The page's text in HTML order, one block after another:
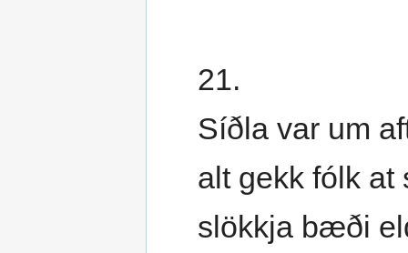
21.
Síðla var um
alt gekk fólk at
slökkja bæði